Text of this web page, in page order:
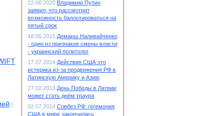
|
22.06.2020 Владимир Путин
заявил, что рассмотрит
возможность баллотироваться на
пятый срок
18.06.2015 Демарш Наливайченко
- один из признаков смены власти
- украинский политолог
17.07.2014 Действия США это
истерика из-за продвижения РФ в
Латинскую Америку и Азию
27.02.2013 День Победы в Латвии
может стать днём траура
02.07.2014 Совбез РФ: гегемония
США в мире закончилась